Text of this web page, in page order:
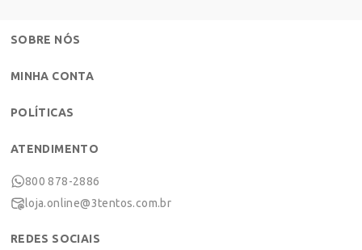
SOBRE NÓS
MINHA CONTA
POLÍTICAS
ATENDIMENTO
800 878-2886
loja.online@3tentos.com.br
REDES SOCIAIS